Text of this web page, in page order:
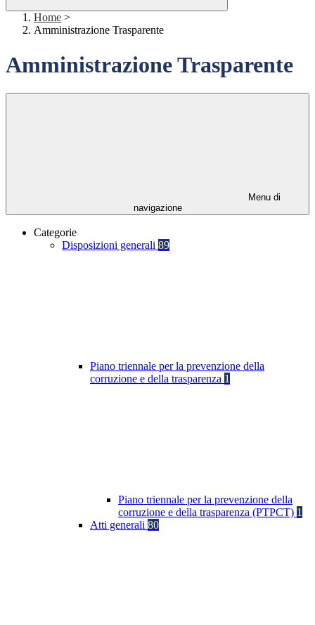
Home >
Amministrazione Trasparente
Amministrazione Trasparente
Menu di
navigazione
Categorie
Disposizioni generali 89
Piano triennale per la prevenzione della
corruzione e della trasparenza 1
Piano triennale per la prevenzione della
corruzione e della trasparenza (PTPCT) 1
Atti generali 80